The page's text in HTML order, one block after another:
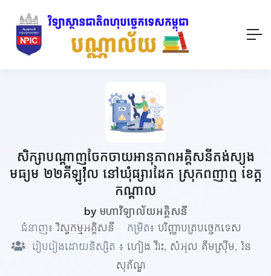
សិក្សាបណ្តាញចែកចាយអានុភាពអគ្គិសនីតង់ស្យុង
មធ្យម ២២គីឡូវ៉ុល នៅឃុំផ្សារដែក ស្រុកពញាឮ ខេត្ត
កណ្តាល
by មហាវិទ្យាល័យអគ្គិសនី
ជំនាញ៖វិស្វកម្មអគ្គិសនី កម្រិត៖ បរិញ្ញាបត្របច្ចេកទេស
រៀបរៀងដោយនិស្សិត ៖ ហៀង វីរះ, សំអុល គឹមស៊ី្រម, វ៉ន
សុភ័ណ្ឌ